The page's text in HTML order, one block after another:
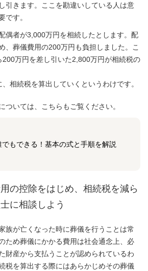
引きます。ここを勘違いしている人は意
です。
偶者が3,000万円を相続したとします。配
、葬儀費用の200万円も負担しました。こ
万円を差し引いた2,800万円が相続税の
相続税を算出していくというわけです。
ついては、こちらもご覧ください。
もできる！基本の式と手順を解説
の控除をはじめ、相続税を減ら
に相談しよう
族が亡くなった時に葬儀を行うことは常
ため葬儀にかかる費用は社会通念上、必
財産から支払うことが認められているわ
税を算出する際にはあらかじめその葬儀